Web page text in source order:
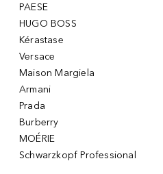
PAESE
HUGO BOSS
Kérastase
Versace
Maison Margiela
Armani
Prada
Burberry
MOÉRIE
Schwarzkopf Professional